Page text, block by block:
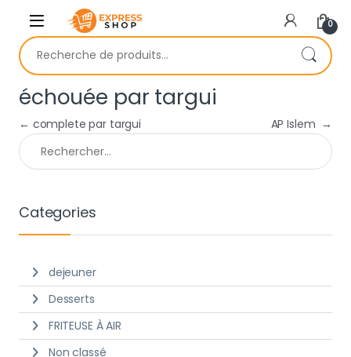
Skip to navigation
Skip to content
0
Recherche pour :
échouée par targui
Navigation de l’article
← complete par targui AP Islem →
Rechercher :
Categories
dejeuner
Desserts
FRITEUSE À AIR
Non classé